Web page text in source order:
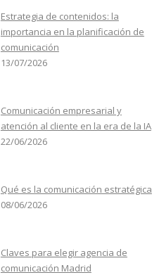
Estrategia de contenidos: la
importancia en la planificación de
comunicación
13/07/2026
Comunicación empresarial y
atención al cliente en la era de la IA
22/06/2026
Qué es la comunicación estratégica
08/06/2026
Claves para elegir agencia de
comunicación Madrid